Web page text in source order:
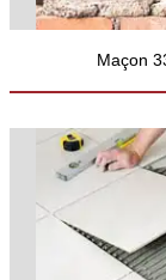
Maçon